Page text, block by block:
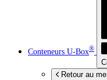
Conteneurs U-Box®
Retour au